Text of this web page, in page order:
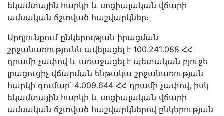
եկամտային հարկի և սոցիալական վճարի
ամսական ճշտված հաշվարկներ։
Արդյունքում ընկերության իրացման
շրջանառությունն ավելացել է 100․241․088 ՀՀ
դրամի չափով և առաջացել է պետական բյուջե
լրացուցիչ վճարման ենթակա շրջանառության
հարկի գումար՝ 4․009․644 ՀՀ դրամի չափով, իսկ
եկամտային հարկի և սոցիալական վճարի
ամսական ճշտված հաշվարկներով ընկերության